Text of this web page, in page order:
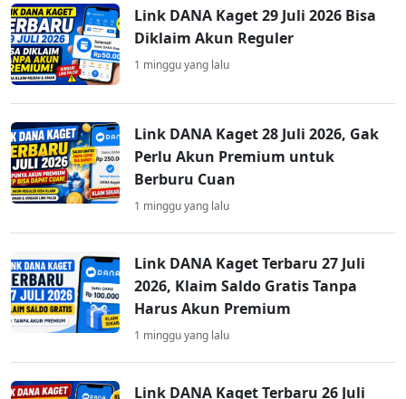
Link DANA Kaget 29 Juli 2026 Bisa
Diklaim Akun Reguler
1 minggu yang lalu
Link DANA Kaget 28 Juli 2026, Gak
Perlu Akun Premium untuk
Berburu Cuan
1 minggu yang lalu
Link DANA Kaget Terbaru 27 Juli
2026, Klaim Saldo Gratis Tanpa
Harus Akun Premium
1 minggu yang lalu
Link DANA Kaget Terbaru 26 Juli